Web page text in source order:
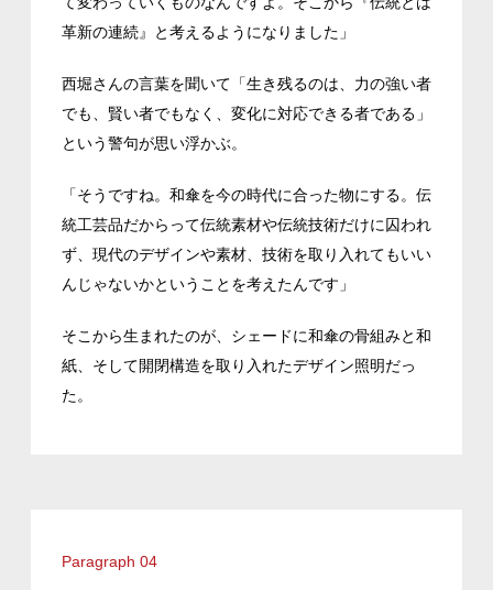
革新の連続』と考えるようになりました」
西堀さんの言葉を聞いて「生き残るのは、力の強い者
でも、賢い者でもなく、変化に対応できる者である」
という警句が思い浮かぶ。
「そうですね。和傘を今の時代に合った物にする。伝
統工芸品だからって伝統素材や伝統技術だけに囚われ
ず、現代のデザインや素材、技術を取り入れてもいい
んじゃないかということを考えたんです」
そこから生まれたのが、シェードに和傘の骨組みと和
紙、そして開閉構造を取り入れたデザイン照明だっ
た。
Paragraph 04